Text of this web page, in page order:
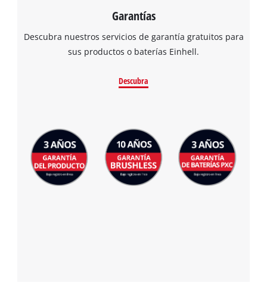
Garantías
Descubra nuestros servicios de garantía gratuitos para
sus productos o baterías Einhell.
Descubra